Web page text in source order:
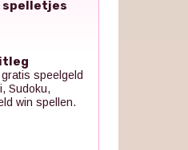
spelletjes
speelgeld
Sudoku,
win spellen.